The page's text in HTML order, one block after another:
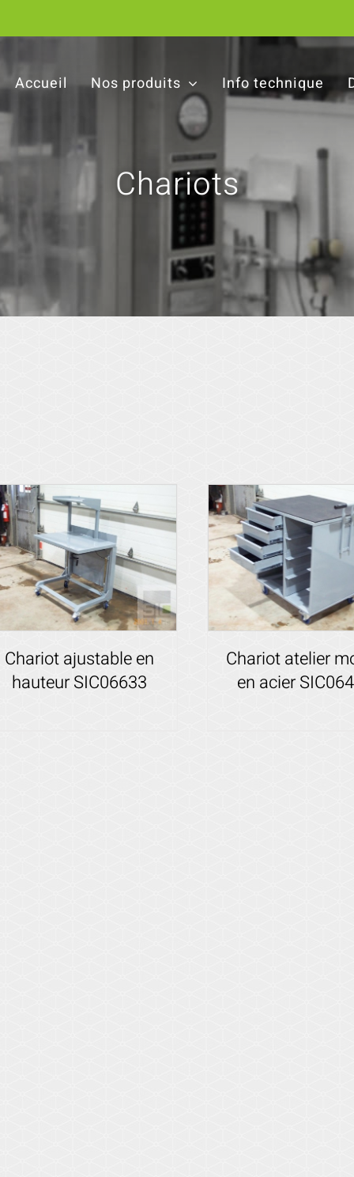
Accueil Nos produits Info technique
Chariots
Chariot ajustable en
hauteur SIC06633
Chariot atelier
en acier